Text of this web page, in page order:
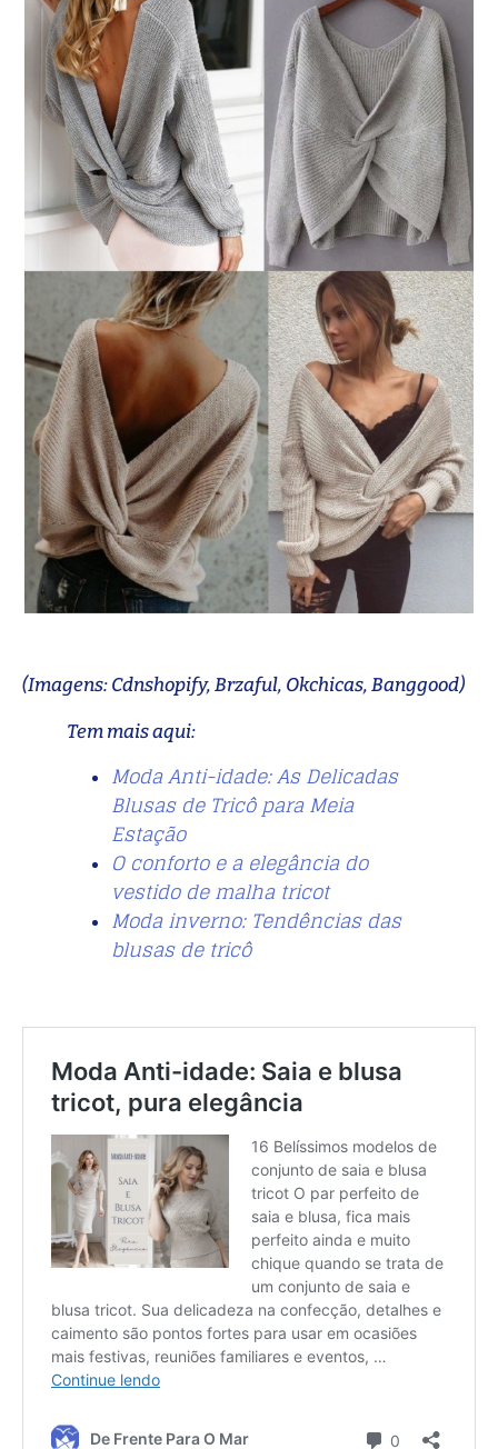
(Imagens: Cdnshopify, Brzaful, Okchicas, Banggood)
Tem mais aqui:
Moda Anti-idade: As Delicadas
Blusas de Tricô para Meia
Estação
O conforto e a elegância do
vestido de malha tricot
Moda inverno: Tendências das
blusas de tricô